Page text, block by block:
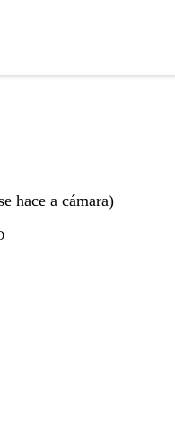
hace a cámara)